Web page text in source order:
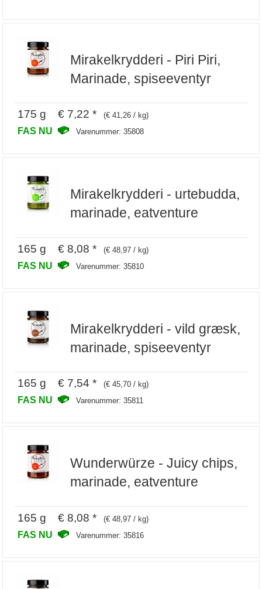
Mirakelkrydderi - Piri Piri,
Marinade, spiseeventyr
175 g € 7,22 * (€ 41,26 / kg)
FAS NU Varenummer: 35808
Mirakelkrydderi - urtebudda,
marinade, eatventure
165 g € 8,08 * (€ 48,97 / kg)
FAS NU Varenummer: 35810
Mirakelkrydderi - vild græsk,
marinade, spiseeventyr
165 g € 7,54 * (€ 45,70 / kg)
FAS NU Varenummer: 35811
Wunderwürze - Juicy chips,
marinade, eatventure
165 g € 8,08 * (€ 48,97 / kg)
FAS NU Varenummer: 35816